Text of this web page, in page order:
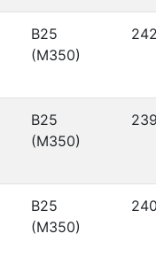
В25
(М350)
В25
(М350)
В25
(М350)